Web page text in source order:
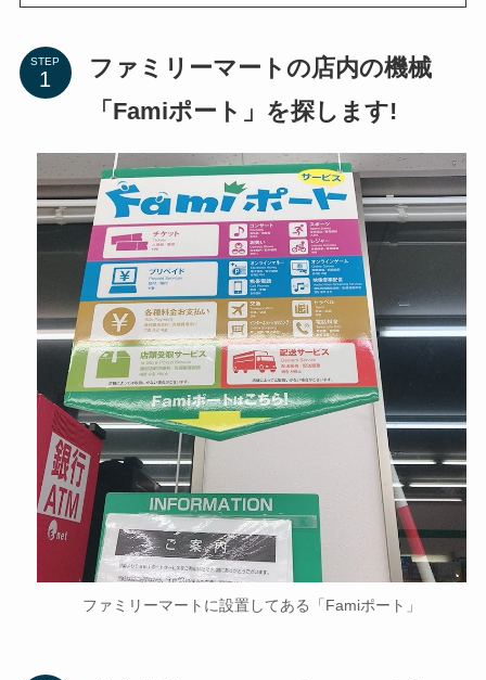
STEP
ファミリーマートの店内の機械
「Famiポート」を探します!
ファミリーマートに設置してある「Famiポート」